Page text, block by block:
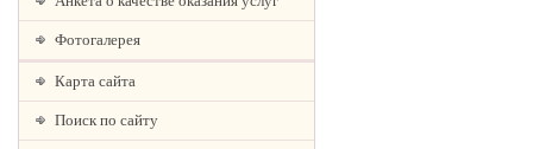
Фотогалерея
Карта сайта
Поиск по сайту